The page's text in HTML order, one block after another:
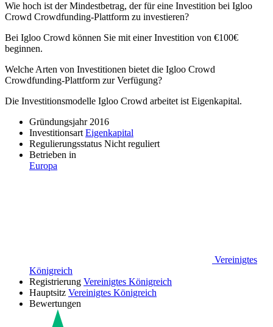
Wie hoch ist der Mindestbetrag, der für eine Investition bei Igloo
Crowd Crowdfunding-Plattform zu investieren?
Bei Igloo Crowd können Sie mit einer Investition von €100€
beginnen.
Welche Arten von Investitionen bietet die Igloo Crowd
Crowdfunding-Plattform zur Verfügung?
Die Investitionsmodelle Igloo Crowd arbeitet ist Eigenkapital.
Gründungsjahr 2016
Investitionsart Eigenkapital
Regulierungsstatus Nicht reguliert
Betrieben in
Europa
Vereinigtes
Königreich
Registrierung Vereinigtes Königreich
Hauptsitz Vereinigtes Königreich
Bewertungen